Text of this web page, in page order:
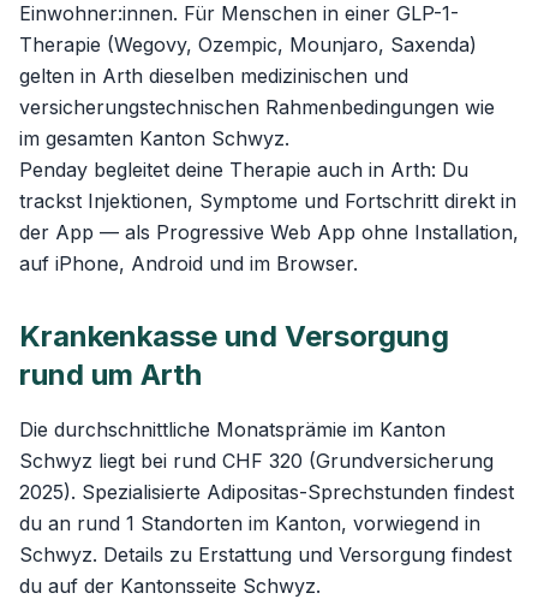
Einwohner:innen. Für Menschen in einer GLP-1-
Therapie (Wegovy, Ozempic, Mounjaro, Saxenda)
gelten in Arth dieselben medizinischen und
versicherungstechnischen Rahmenbedingungen wie
im gesamten Kanton Schwyz.
Penday begleitet deine Therapie auch in Arth: Du
trackst Injektionen, Symptome und Fortschritt direkt in
der App — als Progressive Web App ohne Installation,
auf iPhone, Android und im Browser.
Krankenkasse und Versorgung
rund um Arth
Die durchschnittliche Monatsprämie im Kanton
Schwyz liegt bei rund CHF 320 (Grundversicherung
2025). Spezialisierte Adipositas-Sprechstunden findest
du an rund 1 Standorten im Kanton, vorwiegend in
Schwyz. Details zu Erstattung und Versorgung findest
du auf der Kantonsseite Schwyz.